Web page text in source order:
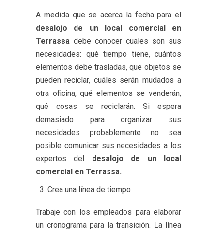
A medida que se acerca la fecha para el
desalojo de un local comercial en
Terrassa debe conocer cuales son sus
necesidades: qué tiempo tiene, cuántos
elementos debe trasladas, que objetos se
pueden reciclar, cuáles serán mudados a
otra oficina, qué elementos se venderán,
qué cosas se reciclarán. Si espera
demasiado para organizar sus
necesidades probablemente no sea
posible comunicar sus necesidades a los
expertos del desalojo de un local
comercial en Terrassa.
Crea una línea de tiempo
Trabaje con los empleados para elaborar
un cronograma para la transición. La línea